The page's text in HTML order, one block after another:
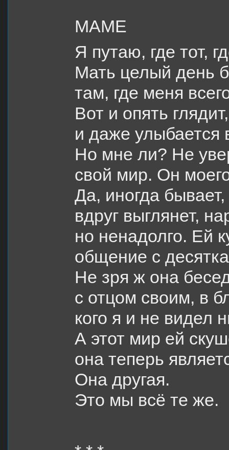
МАМЕ
Я путаю, где тот,
Мать целый день
там, где меня
Вот и опять
и даже улыбается
Но мне ли? Не
свой мир. Он
Да, иногда
вдруг выглянет,
но ненадолго. Ей
общение с
Не зря ж она
с отцом своим, в
кого я и не видел
А этот мир ей
она теперь
Она другая.
Это мы всё те же.